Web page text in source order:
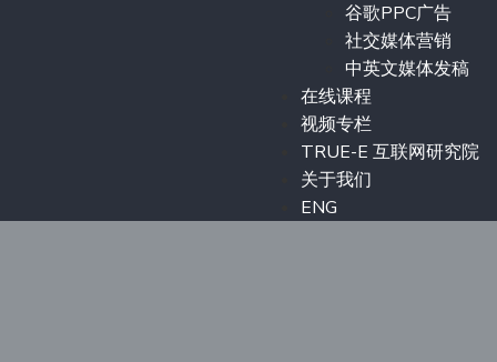
谷歌PPC广告
社交媒体营销
中英文媒体发稿
在线课程
视频专栏
TRUE-E 互联网研究院
关于我们
ENG